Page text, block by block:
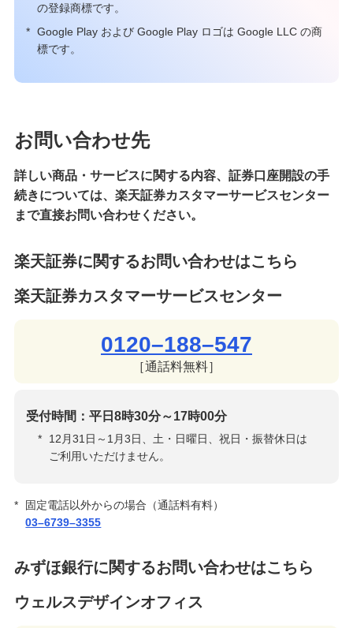
の登録商標です。
* Google Play および Google Play ロゴは Google LLC の商
標です。
お問い合わせ先
詳しい商品・サービスに関する内容、証券口座開設の手
続きについては、楽天証券カスタマーサービスセンター
まで直接お問い合わせください。
楽天証券に関するお問い合わせはこちら
楽天証券カスタマーサービスセンター
0120–188–547
［通話料無料］
受付時間：平日8時30分～17時00分
*
12月31日～1月3日、土・日曜日、祝日・振替休日は
ご利用いただけません。
*
固定電話以外からの場合（通話料有料）
03–6739–3355
みずほ銀行に関するお問い合わせはこちら
ウェルスデザインオフィス